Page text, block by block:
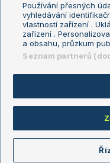
Podmínky užití
GDPR a žurnalistika
Kontakt
Copyright © 2008-2026
Používání přesných
vyhledávání
vlastností zařízení .
zařízení .
a obsahu, průzkum
Seznam partnerů